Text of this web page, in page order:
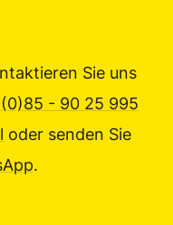
Sie uns
- 90 25 995
oder senden Sie
.